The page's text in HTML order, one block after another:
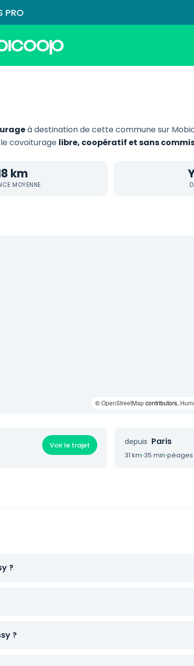
PRO
à destination de cette commune sur
covoiturage libre, coopératif et sans
km
MOYENNE
©OpenStreetMapcontributors,
Voir le trajet depuis Paris
31 km·35 min·péages
?
?